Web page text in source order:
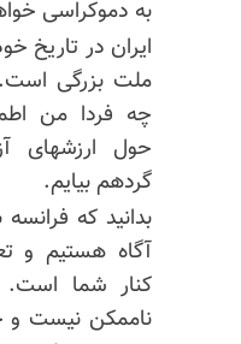
به دموکراسی
ایران در تاریخ
ملت بزرگی
چه فردا من
حول ارزشهای
گردهم بیایم.
بدانید که
آگاه هستیم و
کنار شما
ناممکن نیست و